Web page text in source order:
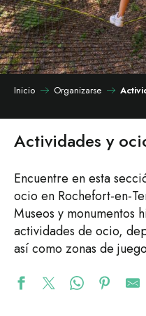
Inicio Organizarse
Actividades y
Encuentre en esta
ocio en Rochefort-en-
Museos y monumentos
actividades de ocio,
así como zonas de